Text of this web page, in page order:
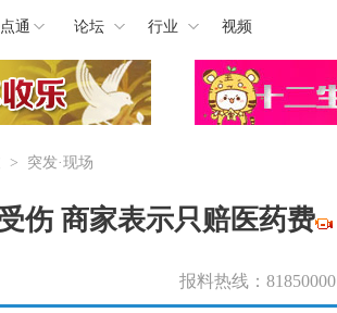
通 论坛 行业 视频
> 突发·现场
伤 商家表示只赔医药费
报料热线：81850000